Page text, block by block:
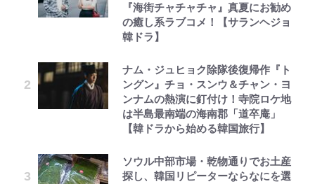
『海街チャチャチャ』真夏にお勧め
の癒し系ラブコメ！【サランヘジョ
韓ドラ】
ナム・ジュヒョク除隊後復帰作『ト
ングン』チョ・スンウ＆チャン・ヨ
ンナムの熱演に釘付け！寺院ロケ地
は半島最南端の海南郡「道卒庵」
【韓ドラから始める韓国旅行】
ソウル中部市場・乾物通りでお土産
探し、韓国リピーターならなにを選